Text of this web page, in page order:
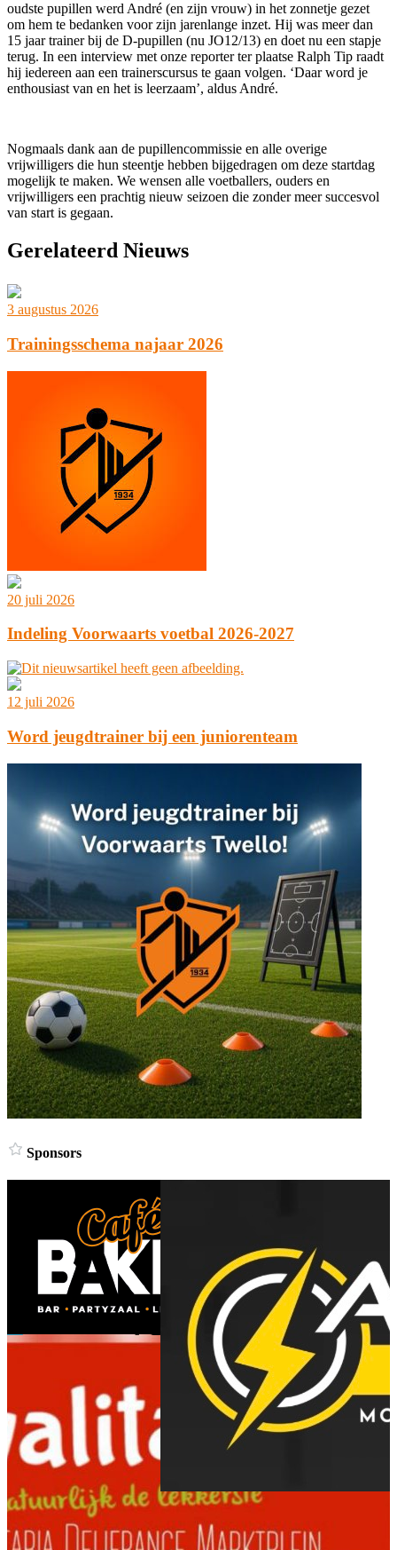
oudste pupillen werd André (en zijn vrouw) in het zonnetje gezet
om hem te bedanken voor zijn jarenlange inzet. Hij was meer dan
15 jaar trainer bij de D-pupillen (nu JO12/13) en doet nu een stapje
terug. In een interview met onze reporter ter plaatse Ralph Tip raadt
hij iedereen aan een trainerscursus te gaan volgen. ‘Daar word je
enthousiast van en het is leerzaam’, aldus André.
Nogmaals dank aan de pupillencommissie en alle overige
vrijwilligers die hun steentje hebben bijgedragen om deze startdag
mogelijk te maken. We wensen alle voetballers, ouders en
vrijwilligers een prachtig nieuw seizoen die zonder meer succesvol
van start is gegaan.
Gerelateerd Nieuws
3 augustus 2026
Trainingsschema najaar 2026
20 juli 2026
Indeling Voorwaarts voetbal 2026-2027
12 juli 2026
Word jeugdtrainer bij een juniorenteam
Sponsors